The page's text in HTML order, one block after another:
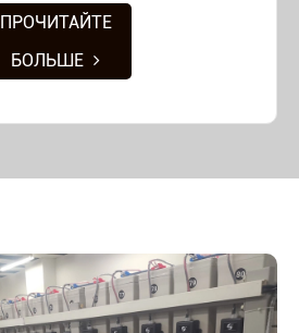
ПРОЧИТАЙТЕ
БОЛЬШЕ